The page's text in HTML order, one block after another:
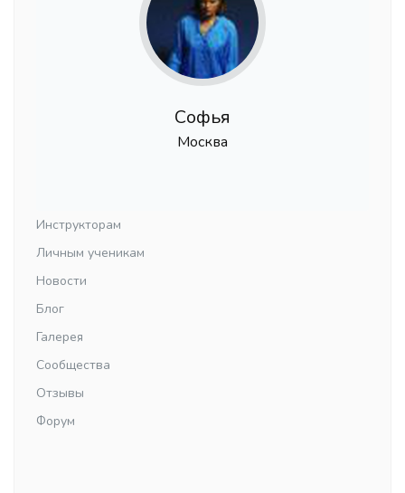
Софья
Москва
Инструкторам
Личным ученикам
Новости
Блог
Галерея
Сообщества
Отзывы
Форум